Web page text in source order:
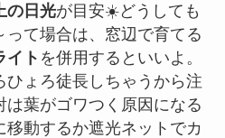
の日光が目安☀️どうしても
って場合は、窓辺で育てる
イト を併用するといいよ。
ひょろ徒長しちゃうから注
は葉がゴワつく原因になる
移動するか遮光ネットでカ